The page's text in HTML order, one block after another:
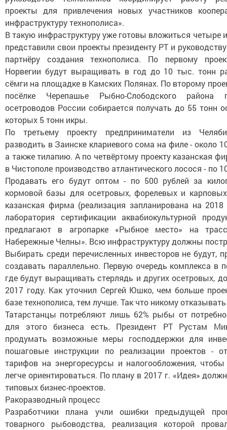
проекты для привлечения новых участников
инфраструктуру технополиса».
В такую инфраструктуру уже готовы вложиться четыре
представили свои проекты президенту РТ и
партнёру создания технополиса. По первому
Норвегии будут выращивать в год до 10 тыс. тонн
сёмги на площадке в Камских Полянах. По второму
посёлке Черепашье Рыбно-Слободского района
осетроводов России собирается получать до 55 тонн
которых 5 тонн икры.
По третьему проекту предприниматели из
разводить в Заинске клариевого сома на филе - около
а также тилапию. А по четвёртому проекту казанская
в Чистополе производство атлантического лосося - по
Продавать его будут оптом - по 500 рублей за
кормовой базы для осетровых, форелевых и
казанская фирма (реализация запланирована на
лаборатория сертификации аквабиокультурной
предлагают в агропарке «Рыбное место» на
Набережные Челны». Всю инфраструктуру должны
Выбирать среди перечисленных инвесторов не будут,
создавать параллельно. Первую очередь комплекса в
где будут выращивать стерлядь и других осетровых,
2017 году. Как уточнил Сергей Юшко, чем больше
базе технополиса, тем лучше. Так что никому
Татарстанцы потребляют лишь 62% рыбы от
для этого бизнеса есть. Президент РТ Рустам
продумать возможные меры господдержки для
пошаговые инструкции по реализации проектов -
тарифов на энергоресурсы и налогообложения,
легче ориентироваться. По плану в 2017 г. «Идея»
типовых бизнес-проектов.
Ракоразводный процесс
Разработчики плана учли ошибки предыдущей
товарного рыбоводства, реализация которой